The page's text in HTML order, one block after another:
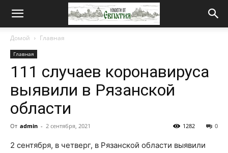
Новости
Евпатия
Домой Главная
Главная
111 случаев коронавируса
выявили в Рязанской
области
От admin - 2 сентября, 2021 0
1282
2 сентября, в четверг, в Рязанской области выявили